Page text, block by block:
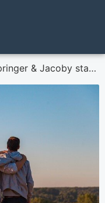
Jugendkampagne zum Thema Vorsorge